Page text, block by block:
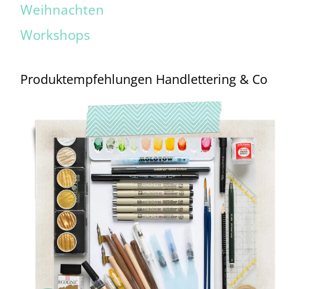
Weihnachten
Workshops
Produktempfehlungen Handlettering & Co